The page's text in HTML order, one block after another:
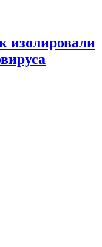
изолировали